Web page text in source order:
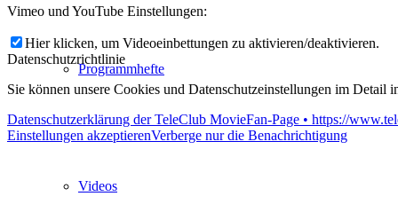
Programmhefte
Videos
Vimeo und YouTube Einstellungen:
Hier klicken, um Videoeinbettungen zu aktivieren/deaktivieren.
Datenschutzrichtlinie
Sie können unsere Cookies und Datenschutzeinstellungen im Detail
Datenschutzerklärung der TeleClub MovieFan-Page • https://
Einstellungen akzeptierenVerberge nur die Benachrichtigung